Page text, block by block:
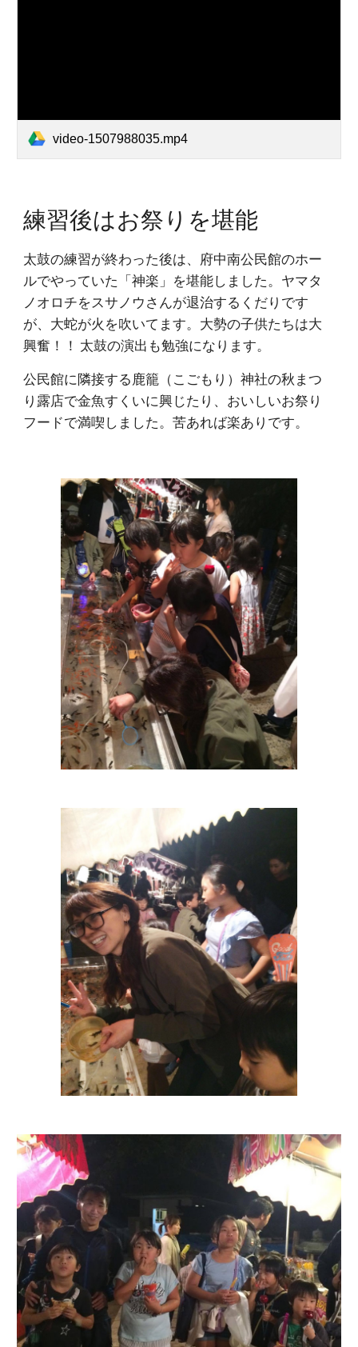
video-1507988035.mp4
練習後はお祭りを堪能
太鼓の練習が終わった後は、府中南公民館のホー
ルでやっていた「神楽」を堪能しました。ヤマタ
ノオロチをスサノウさんが退治するくだりです
が、大蛇が火を吹いてます。大勢の子供たちは大
興奮！！ 太鼓の演出も勉強になります。
公民館に隣接する鹿籠（こごもり）神社の秋まつ
り露店で金魚すくいに興じたり、おいしいお祭り
フードで満喫しました。苦あれば楽ありです。